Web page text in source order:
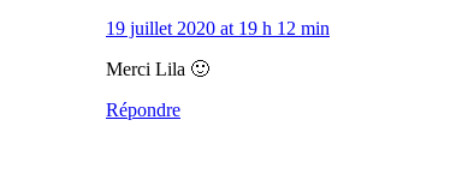
19 juillet 2020 at 19 h 12 min
Merci Lila 🙂
Répondre